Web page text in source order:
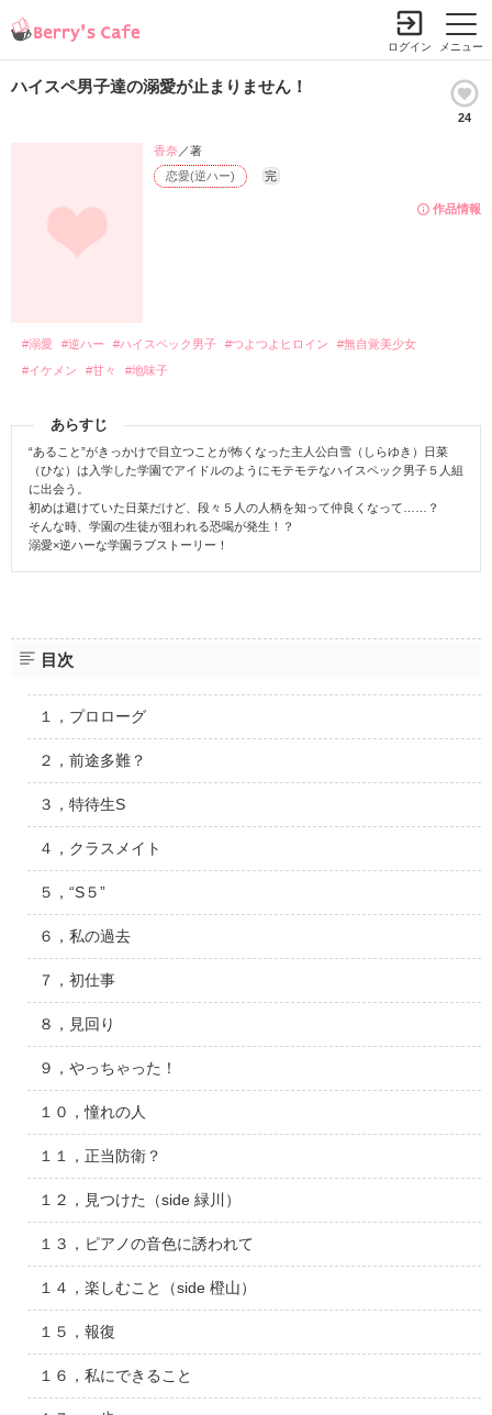
メニュー
ログイン
ハイスペ男子達の溺愛が止まりません！
24
作品情報
恋愛(逆ハー) 完
香奈／著
#溺愛 #逆ハー #ハイスペック男子 #つよつよヒロイン
#無自覚美少女
#イケメン
#甘々 #地味子
あらすじ
“あること”がきっかけで目立つことが怖くなった主人公白雪（しらゆき）日菜
（ひな）は入学した学園でアイドルのようにモテモテなハイスペック男子５人組
に出会う。
初めは避けていた日菜だけど、段々５人の人柄を知って仲良くなって……？
そんな時、学園の生徒が狙われる恐喝が発生！？
溺愛×逆ハーな学園ラブストーリー！
目次
１，プロローグ
２，前途多難？
３，特待生S
４，クラスメイト
５，“S５”
６，私の過去
７，初仕事
８，見回り
９，やっちゃった！
１０，憧れの人
１１，正当防衛？
１２，見つけた（side 緑川）
１３，ピアノの音色に誘われて
１４，楽しむこと（side 橙山）
１５，報復
１６，私にできること